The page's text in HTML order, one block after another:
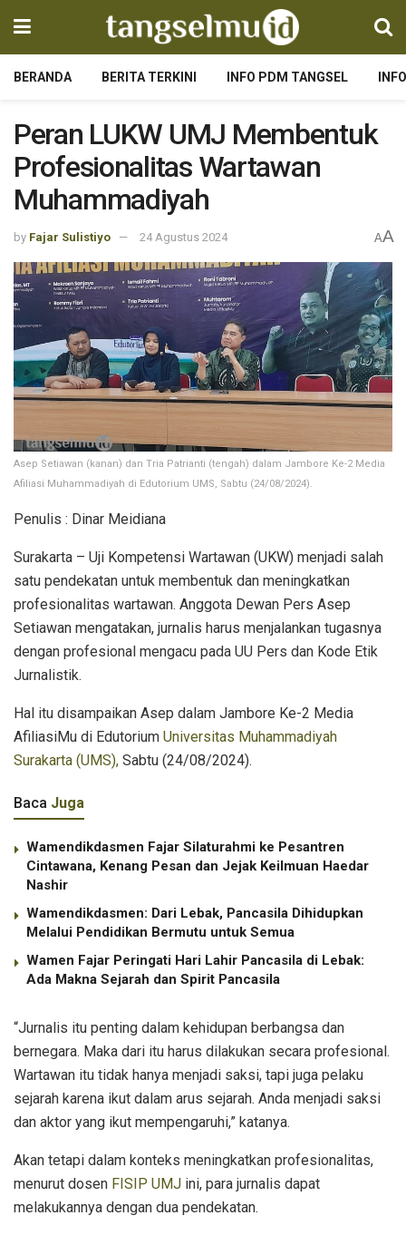
BERANDA BERITA TERKINI INFO PDM TANGSEL
Peran LUKW UMJ Membentuk
Profesionalitas Wartawan
Muhammadiyah
by Fajar Sulistiyo 24 Agustus 2024 AA
Asep Setiawan (kanan) dan Tria Patrianti (tengah) dalam Jambore Ke-2 Media
Afiliasi Muhammadiyah di Edutorium UMS, Sabtu (24/08/2024).
Penulis : Dinar Meidiana
Surakarta – Uji Kompetensi Wartawan (UKW) menjadi salah
satu pendekatan untuk membentuk dan meningkatkan
profesionalitas wartawan. Anggota Dewan Pers Asep
Setiawan mengatakan, jurnalis harus menjalankan tugasnya
dengan profesional mengacu pada UU Pers dan Kode Etik
Jurnalistik.
Hal itu disampaikan Asep dalam Jambore Ke-2 Media
AfiliasiMu di Edutorium Universitas Muhammadiyah
Surakarta (UMS), Sabtu (24/08/2024).
Baca Juga
Wamendikdasmen Fajar Silaturahmi ke Pesantren
Cintawana, Kenang Pesan dan Jejak Keilmuan Haedar
Nashir
Wamendikdasmen: Dari Lebak, Pancasila Dihidupkan
Melalui Pendidikan Bermutu untuk Semua
Wamen Fajar Peringati Hari Lahir Pancasila di Lebak:
Ada Makna Sejarah dan Spirit Pancasila
“Jurnalis itu penting dalam kehidupan berbangsa dan
bernegara. Maka dari itu harus dilakukan secara profesional.
Wartawan itu tidak hanya menjadi saksi, tapi juga pelaku
sejarah karena ikut dalam arus sejarah. Anda menjadi saksi
dan aktor yang ikut mempengaruhi,” katanya.
Akan tetapi dalam konteks meningkatkan profesionalitas,
menurut dosen FISIP UMJ ini, para jurnalis dapat
melakukannya dengan dua pendekatan.